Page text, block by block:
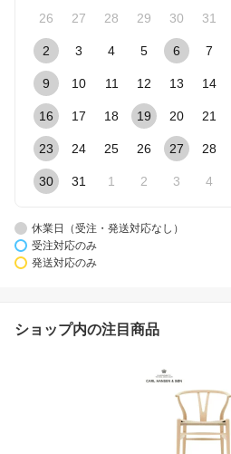
26 27 28 29 30 31
2 3 4 5 6 7
9 10 11 12 13 14
16 17 18 19 20 21
23 24 25 26 27 28
30 31 1 2 3 4
休業日（受注・発送対応なし）
受注対応のみ
発送対応のみ
ショップ内の注目商品